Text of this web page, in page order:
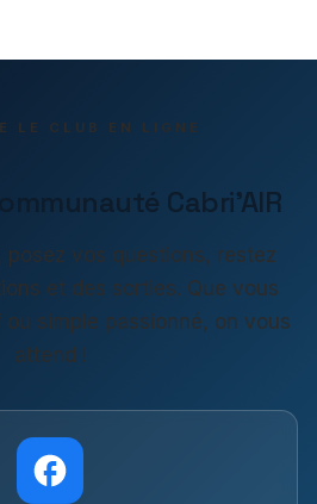
LE CLUB EN LIGNE
Cabri'AIR
posez vos questions, restez
et des sorties. Que vous
simple passionné, on vous
attend !